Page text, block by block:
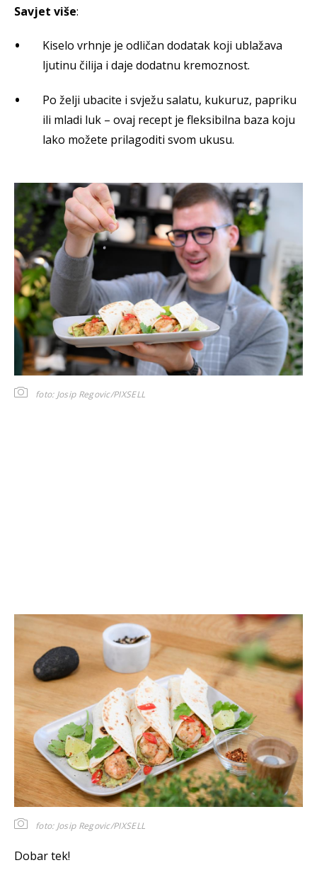
Savjet više:
Kiselo vrhnje je odličan dodatak koji ublažava
ljutinu čilija i daje dodatnu kremoznost.
Po želji ubacite i svježu salatu, kukuruz, papriku
ili mladi luk – ovaj recept je fleksibilna baza koju
lako možete prilagoditi svom ukusu.
foto: Josip Regovic/PIXSELL
foto: Josip Regovic/PIXSELL
Dobar tek!